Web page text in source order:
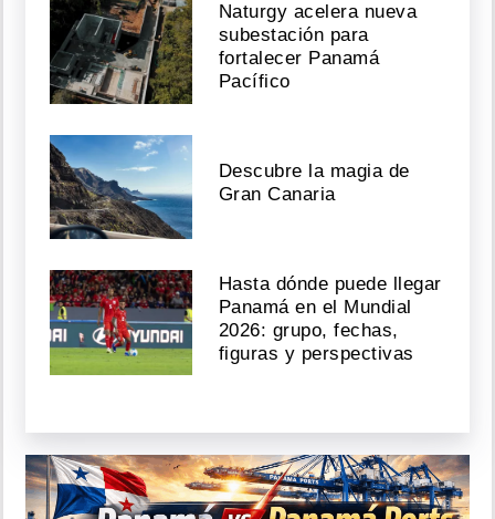
Naturgy acelera nueva
subestación para
fortalecer Panamá
Pacífico
Descubre la magia de
Gran Canaria
Hasta dónde puede llegar
Panamá en el Mundial
2026: grupo, fechas,
figuras y perspectivas